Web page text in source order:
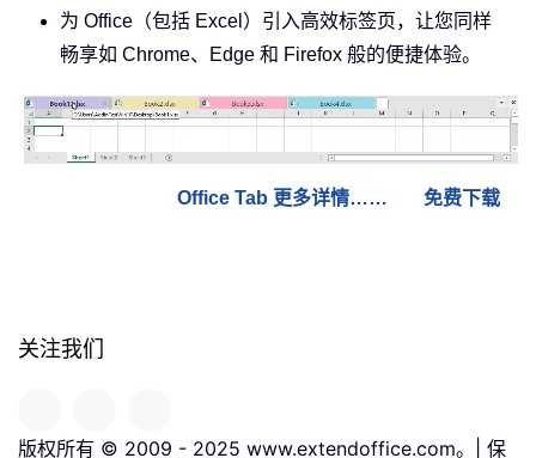
为 Office（包括 Excel）引入高效标签页，让您同样
畅享如 Chrome、Edge 和 Firefox 般的便捷体验。
Office Tab 更多详情…… 免费下载
关注我们
版权所有 © 2009 - 2025 www.extendoffice.com。| 保